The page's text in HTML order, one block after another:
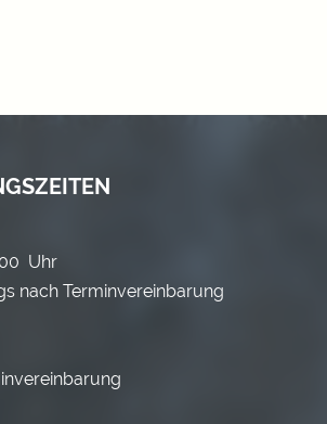
Uhr
nach Terminvereinbarung